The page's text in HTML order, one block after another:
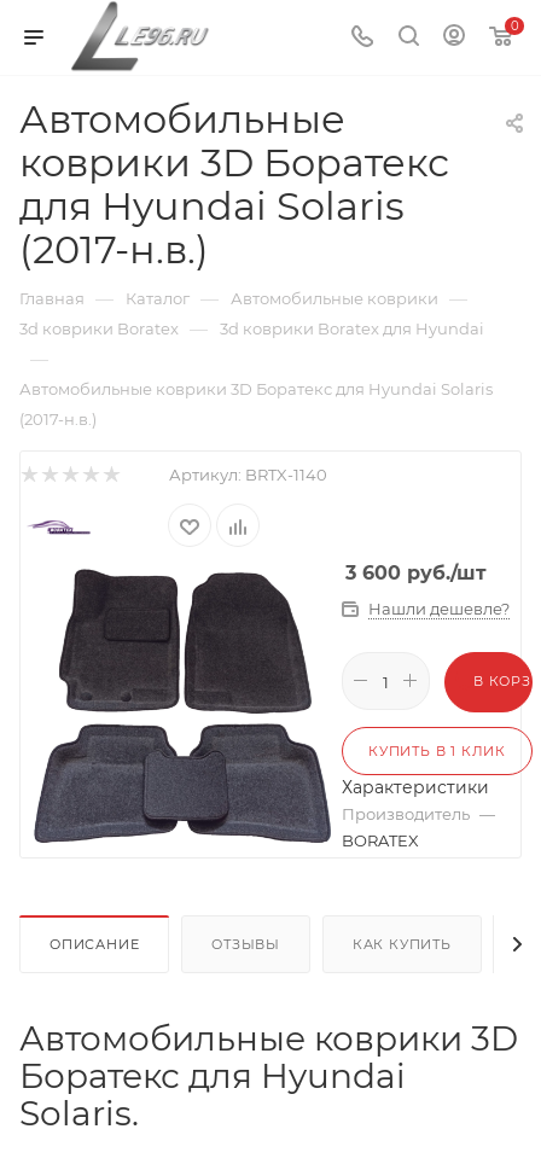
0
Автомобильные
коврики 3D Боратекс
для Hyundai Solaris
(2017-н.в.)
Главная — Каталог — Автомобильные коврики —
3d коврики Boratex — 3d коврики Boratex для Hyundai
—
Автомобильные коврики 3D Боратекс для Hyundai Solaris
(2017-н.в.)
Артикул: BRTX-1140
3 600 руб./шт
Нашли дешевле?
В
КУПИТЬ В 1 КЛИК
Характеристики
Производитель —
BORATEX
ОПИСАНИЕ ОТЗЫВЫ КАК КУПИТЬ
Автомобильные коврики 3D
Боратекс для Hyundai
Solaris.